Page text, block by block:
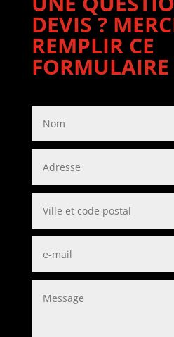
DEVIS ?
REMPLIR CE
FORMULAIRE